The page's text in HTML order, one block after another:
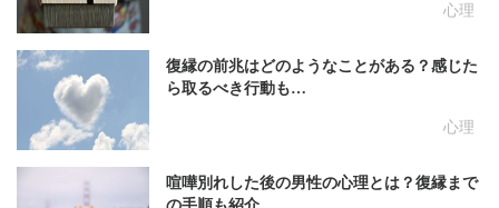
心理
心理
復縁の前兆はどのようなことがある？感じた
ら取るべき行動も…
喧嘩別れした後の男性の心理とは？復縁まで